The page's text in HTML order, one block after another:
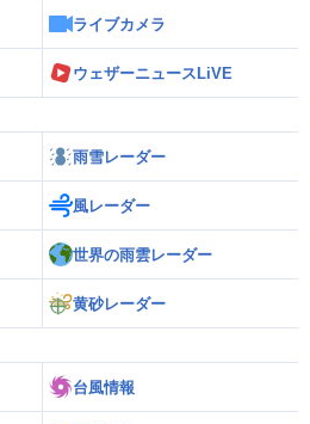
ライブカメラ
ウェザーニュースLiVE
雨雪レーダー
風レーダー
世界の雨雲レーダー
黄砂レーダー
台風情報